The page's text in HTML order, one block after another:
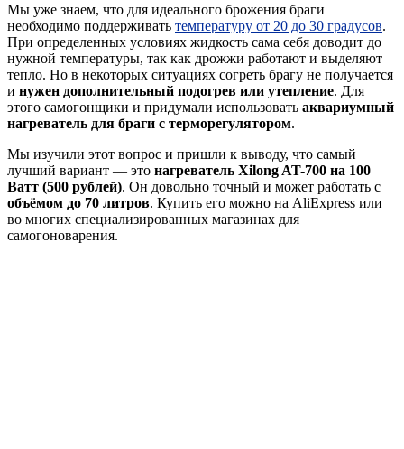
Мы уже знаем, что для идеального брожения браги
необходимо поддерживать температуру от 20 до 30 градусов.
При определенных условиях жидкость сама себя доводит до
нужной температуры, так как дрожжи работают и выделяют
тепло. Но в некоторых ситуациях согреть брагу не получается
и нужен дополнительный подогрев или утепление. Для
этого самогонщики и придумали использовать аквариумный
нагреватель для браги с терморегулятором.
Мы изучили этот вопрос и пришли к выводу, что самый
лучший вариант — это нагреватель Xilong AT-700 на 100
Ватт (500 рублей). Он довольно точный и может работать с
объёмом до 70 литров. Купить его можно на AliExpress или
во многих специализированных магазинах для
самогоноварения.